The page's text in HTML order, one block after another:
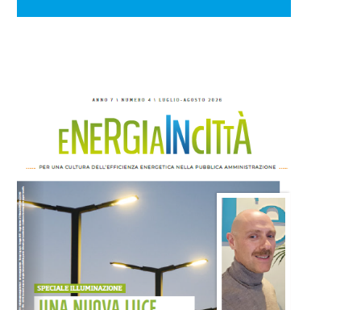
di Genova: approvato il
piano da 2...
Marie Servais assume la
direzione di Light +...